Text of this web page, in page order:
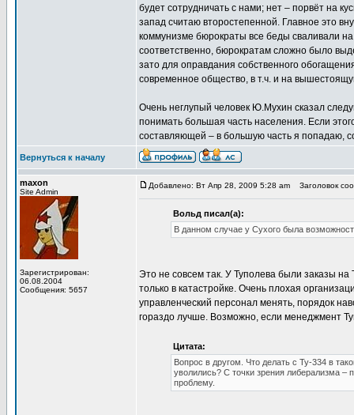
будет сотрудничать с нами; нет – порвёт на
запад считаю второстепенной. Главное это
коммунизме бюрократы все беды сваливали
соответственно, бюрократам сложно было
зато для оправдания собственного
современное общество, в т.ч. и на
Очень неглупый человек Ю.Мухин сказал
понимать большая часть населения. Если
составляющей – в большую часть я попадаю,
Вернуться к началу
maxon
Site Admin
Зарегистрирован:
06.08.2004
Сообщения: 5657
Добавлено: Вт Апр 28, 2009 5:28 am Заголовок
Вольд писал(а):
В данном случае у Сухого была
Это не совсем так. У Туполева были заказы на
только в катастройке. Очень плохая
управленческий персонал менять, порядок
гораздо лучше. Возможно, если менеджмент
Цитата:
Вопрос в другом. Что делать с Ту-334 в
уволились? С точки зрения либерализма –
проблему.